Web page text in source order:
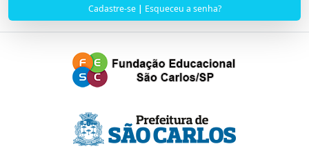
Cadastre-se | Esqueceu a senha?